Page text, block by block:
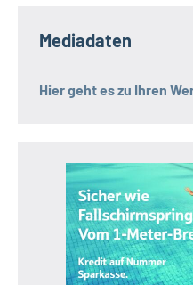
Mediadaten
Hier geht es zu Ihren